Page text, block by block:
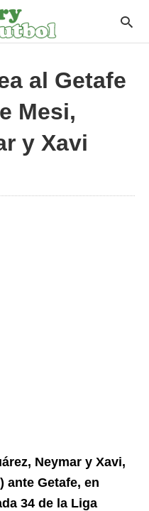
al Getafe
Mesi,
y Xavi
Neymar y Xavi,
ante Getafe, en
34 de la Liga